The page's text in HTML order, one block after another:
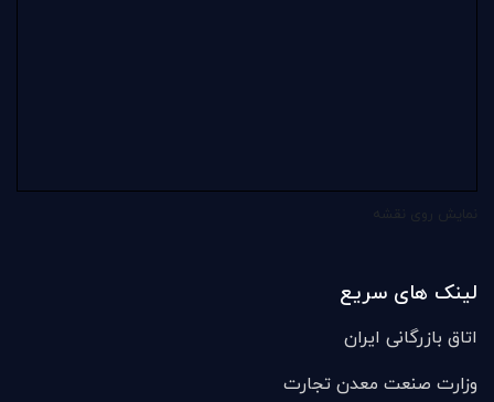
لینک های سریع
اتاق بازرگانی ایران
وزارت صنعت معدن تجارت